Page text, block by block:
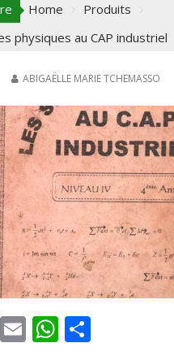
Home
Produits
physiques au CAP industriel
ABIGAËLLE MARIE TCHEMASSO
T E W